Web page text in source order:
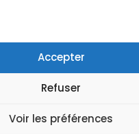
Accepter
Refuser
Voir les préférences
Isolation,
ventilation… Ces aides
coût total duprojet de
ou d’appartement. Tout en